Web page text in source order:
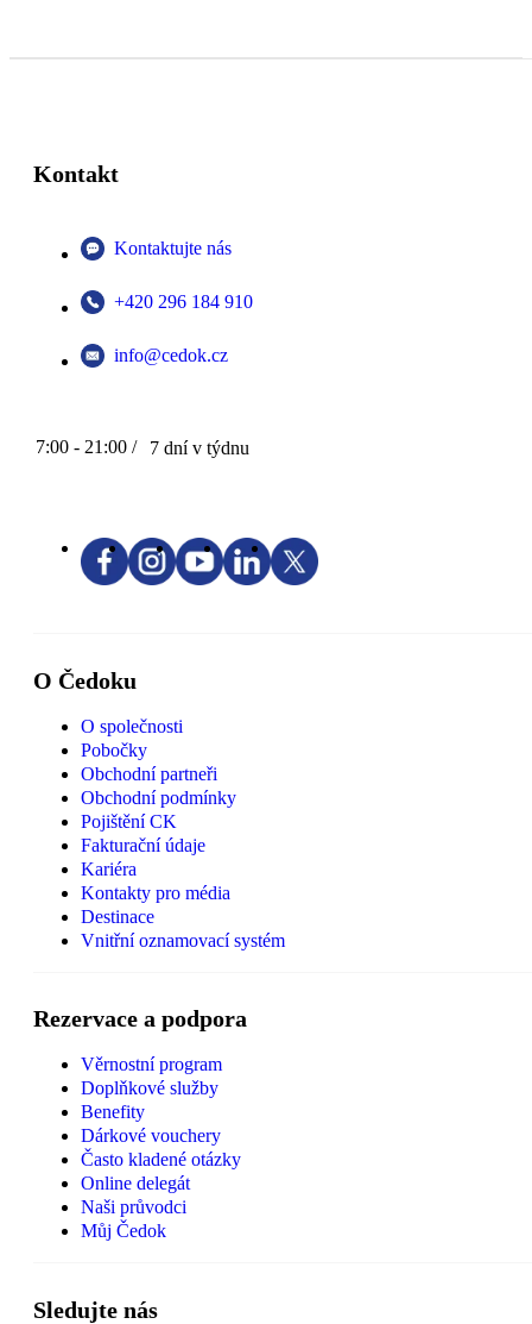
Kontakt
Kontaktujte nás
+420 296 184 910
info@cedok.cz
7:00 - 21:00 / 7 dní v týdnu
O Čedoku
O společnosti
Pobočky
Obchodní partneři
Obchodní podmínky
Pojištění CK
Fakturační údaje
Kariéra
Kontakty pro média
Destinace
Vnitřní oznamovací systém
Rezervace a podpora
Věrnostní program
Doplňkové služby
Benefity
Dárkové vouchery
Často kladené otázky
Online delegát
Naši průvodci
Můj Čedok
Sledujte nás